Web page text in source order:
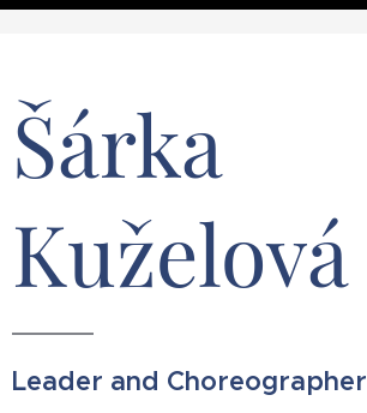
Šárka
Kuželová
Leader and Choreographer